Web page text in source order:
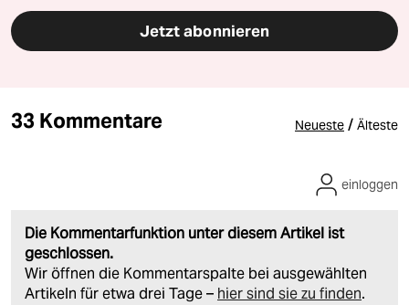
Jetzt abonnieren
33 Kommentare Neueste / Älteste
Die Kommentarfunktion unter diesem Artikel ist
geschlossen.
Wir öffnen die Kommentarspalte bei ausgewählten
Artikeln für etwa drei Tage – hier sind sie zu finden.
einloggen